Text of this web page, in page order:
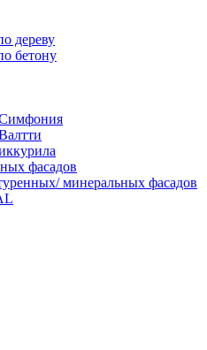
дереву
бетону
фасадов
минеральных фасадов